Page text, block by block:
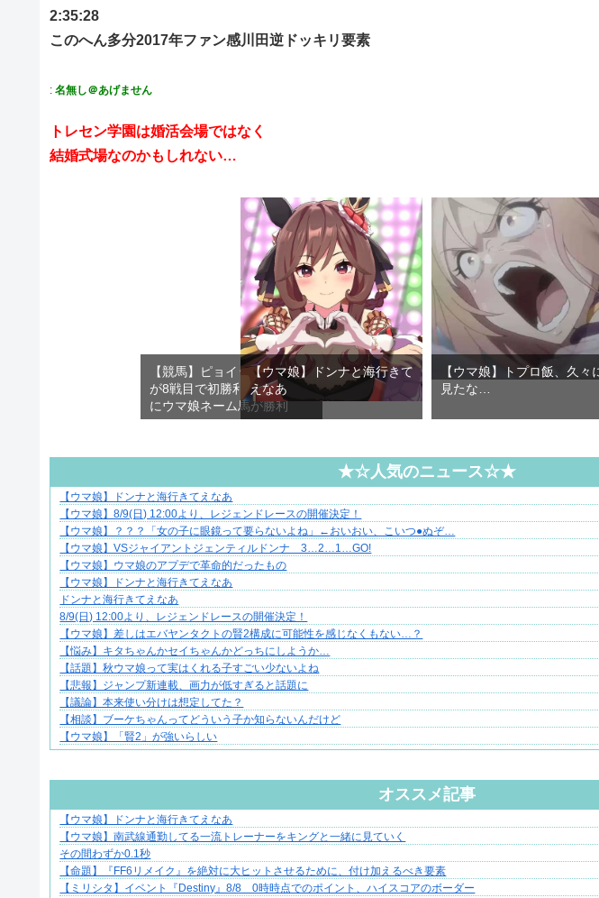
2:35:28
このへん多分2017年ファン感川田逆ドッキリ要素
: 名無し＠あげません
トレセン学園は婚活会場ではなく
結婚式場なのかもしれない…
【競馬】ピョイットハレルヤ
が8戦目で初勝利！久しぶり
にウマ娘ネーム馬が勝利
【ウマ娘】ドンナと海行きて
えなあ
【ウマ娘】トプロ飯、久々
見たな…
★☆人気のニュース☆★
ずっと好き。俺はストーカーなんかじゃない。
【ウマ娘】ドンナと海行きてえなあ
【ウマ娘】8/9(日) 12:00より、レジェンドレースの開催決定！
【ウマ娘】？？？「女の子に眼鏡って要らないよね」←おいおい、こいつ●ぬぞ…
【ウマ娘】VSジャイアントジェンティルドンナ 3…2…1…GO!
【ウマ娘】ウマ娘のアプデで革命的だったもの
【ウマ娘】ドンナと海行きてえなあ
ドンナと海行きてえなあ
8/9(日) 12:00より、レジェンドレースの開催決定！
【ウマ娘】差しはエバヤンタクトの賢2構成に可能性を感じなくもない…？
【悩み】キタちゃんかセイちゃんかどっちにしようか…
【話題】秋ウマ娘って実はくれる子すごい少ないよね
【悲報】ジャンプ新連載、画力が低すぎると話題に
【議論】本来使い分けは想定してた？
【相談】ブーケちゃんってどういう子か知らないんだけど
【ウマ娘】「賢2」が強いらしい
オススメ記事
身近すぎる“厄介な人たち”が大集合！
【ウマ娘】ドンナと海行きてえなあ
【ウマ娘】南武線通勤してる一流トレーナーをキングと一緒に見ていく
その間わずか0.1秒
【命題】『FF6リメイク』を絶対に大ヒットさせるために、付け加えるべき要素
【ミリシタ】イベント『Destiny』8/8 0時時点でのポイント、ハイスコアのボーダー